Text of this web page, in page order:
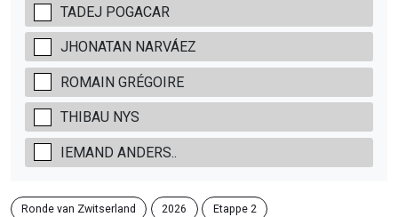
TADEJ POGACAR
JHONATAN NARVÁEZ
ROMAIN GRÉGOIRE
THIBAU NYS
IEMAND ANDERS..
Ronde van Zwitserland 2026 Etappe 2